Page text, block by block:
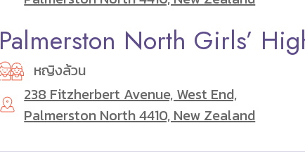
Palmerston North Girls’
หญิงล้วน
238 Fitzherbert Avenue, West End,
Palmerston North 4410, New Zealand